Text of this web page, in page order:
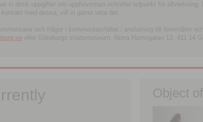
vi dock uppgifter om upphovsman och/eller tidpunkt för tillverkning.
med dessa, vill vi gärna veta det.
och frågor i kommentarsfältet i anslutning till föremålen
eller Göteborgs stadsmuseum, Norra Hamngatan 12, 411 14
Object